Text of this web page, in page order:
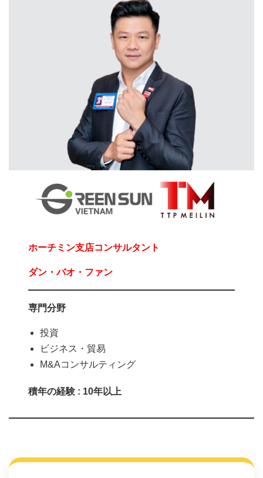
ホーチミン支店コンサルタント
ダン・バオ・ファン
専門分野
投資
ビジネス・貿易
M&Aコンサルティング
積年の経験 : 10年以上